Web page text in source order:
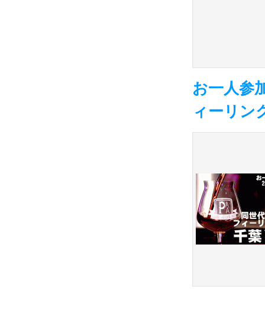
お一人参
ィーリン